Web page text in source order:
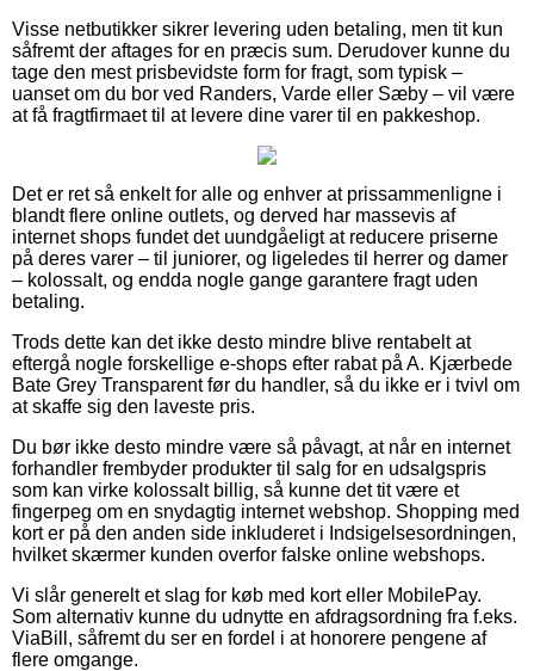
Visse netbutikker sikrer levering uden betaling, men tit kun
såfremt der aftages for en præcis sum. Derudover kunne du
tage den mest prisbevidste form for fragt, som typisk –
uanset om du bor ved Randers, Varde eller Sæby – vil være
at få fragtfirmaet til at levere dine varer til en pakkeshop.
Det er ret så enkelt for alle og enhver at prissammenligne i
blandt flere online outlets, og derved har massevis af
internet shops fundet det uundgåeligt at reducere priserne
på deres varer – til juniorer, og ligeledes til herrer og damer
– kolossalt, og endda nogle gange garantere fragt uden
betaling.
Trods dette kan det ikke desto mindre blive rentabelt at
eftergå nogle forskellige e-shops efter rabat på A. Kjærbede
Bate Grey Transparent før du handler, så du ikke er i tvivl om
at skaffe sig den laveste pris.
Du bør ikke desto mindre være så påvagt, at når en internet
forhandler frembyder produkter til salg for en udsalgspris
som kan virke kolossalt billig, så kunne det tit være et
fingerpeg om en snydagtig internet webshop. Shopping med
kort er på den anden side inkluderet i Indsigelsesordningen,
hvilket skærmer kunden overfor falske online webshops.
Vi slår generelt et slag for køb med kort eller MobilePay.
Som alternativ kunne du udnytte en afdragsordning fra f.eks.
ViaBill, såfremt du ser en fordel i at honorere pengene af
flere omgange.